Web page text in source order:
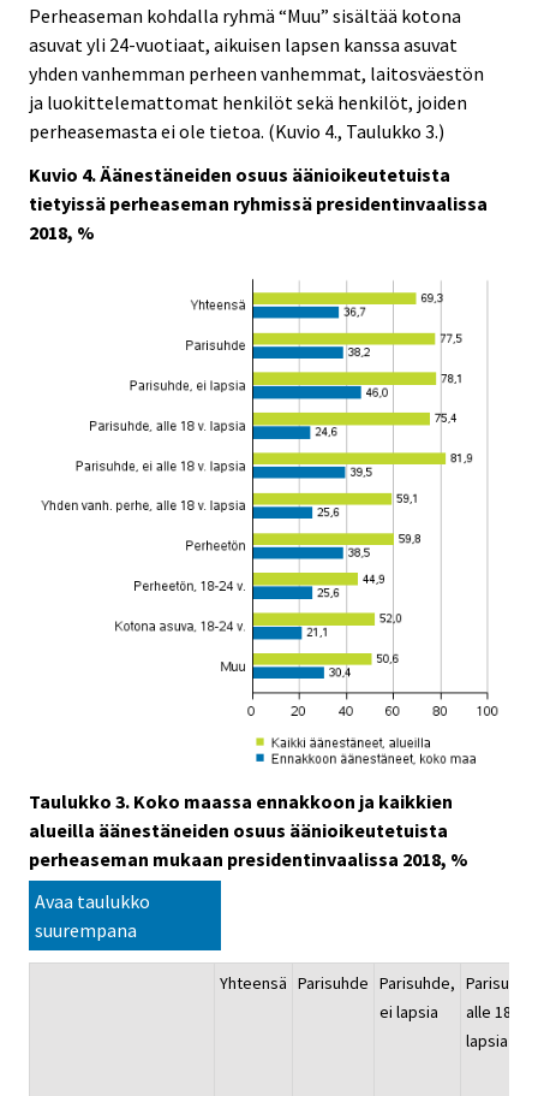
Perheaseman kohdalla ryhmä “Muu” sisältää kotona
asuvat yli 24-vuotiaat, aikuisen lapsen kanssa asuvat
yhden vanhemman perheen vanhemmat, laitosväestön
ja luokittelemattomat henkilöt sekä henkilöt, joiden
perheasemasta ei ole tietoa. (Kuvio 4., Taulukko 3.)
Kuvio 4. Äänestäneiden osuus äänioikeutetuista
tietyissä perheaseman ryhmissä presidentinvaalissa
2018, %
Taulukko 3. Koko maassa ennakkoon ja kaikkien
alueilla äänestäneiden osuus äänioikeutetuista
perheaseman mukaan presidentinvaalissa 2018, %
Avaa taulukko
suurempana
Yhteensä Parisuhde Parisuhde,
ei lapsia
alle 18 v.
lapsia